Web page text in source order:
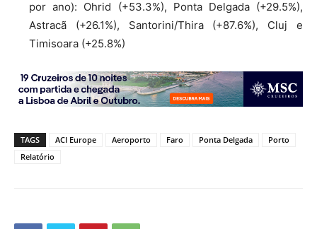
por ano): Ohrid (+53.3%), Ponta Delgada (+29.5%),
Astracã (+26.1%), Santorini/Thira (+87.6%), Cluj e
Timisoara (+25.8%)
TAGS ACI Europe Aeroporto Faro Ponta Delgada
Porto
Relatório